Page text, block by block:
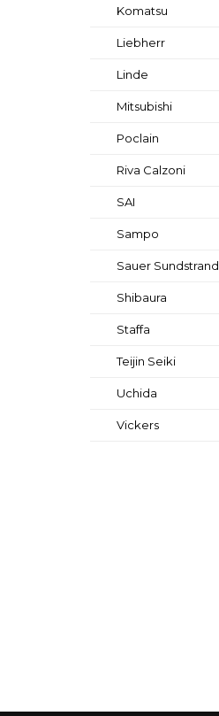
Komatsu
Liebherr
Linde
Mitsubishi
Poclain
Riva Calzoni
SAI
Sampo
Sauer Sundstrand
Shibaura
Staffa
Teijin Seiki
Uchida
Vickers